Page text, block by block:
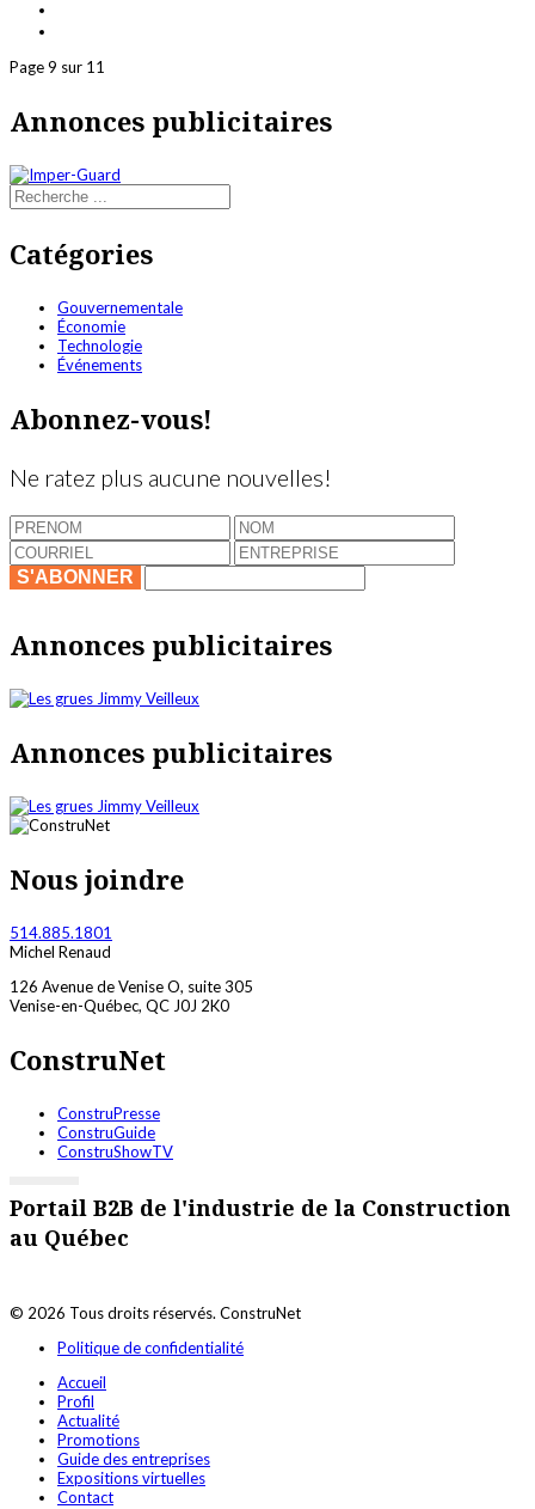
Page 9 sur 11
Annonces publicitaires
Catégories
Gouvernementale
Économie
Technologie
Événements
Abonnez-vous!
Ne ratez plus aucune nouvelles!
S'ABONNER
Annonces publicitaires
Annonces publicitaires
Nous joindre
514.885.1801
Michel Renaud
126 Avenue de Venise O, suite 305
Venise-en-Québec, QC J0J 2K0
ConstruNet
ConstruPresse
ConstruGuide
ConstruShowTV
Portail B2B de l'industrie de la Construction
au Québec
© 2026 Tous droits réservés. ConstruNet
Politique de confidentialité
Accueil
Profil
Actualité
Promotions
Guide des entreprises
Expositions virtuelles
Contact